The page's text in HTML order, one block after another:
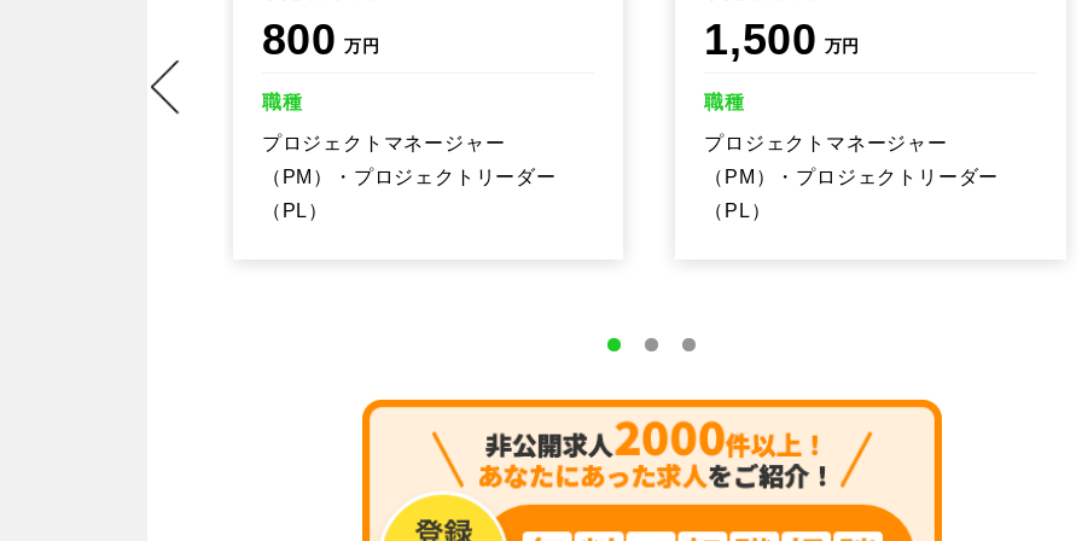
800 万円
職種
プロジェクトマネージャー
（PM）・プロジェクトリーダー
（PL）
1,500 万円
職種
プロジェクトマネージャー
（PM）・プロジェクトリーダー
（PL）